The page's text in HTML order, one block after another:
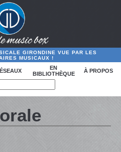
GIRONDINE VUE PAR LES
MUSICAUX !
EN
BIBLIOTHÈQUE
À PROPOS